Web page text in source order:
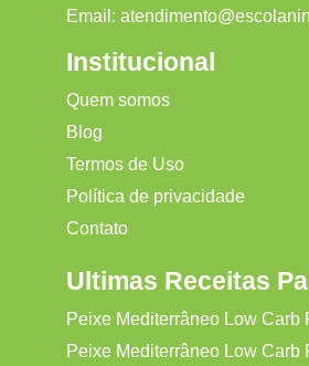
Email:
Institucional
Quem somos
Blog
Termos de Uso
Política de privacidade
Contato
Ultimas Receitas
Peixe Mediterrâneo Low Carb
Peixe Mediterrâneo Low Carb